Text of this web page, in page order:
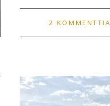
2 KOMMENTTIA